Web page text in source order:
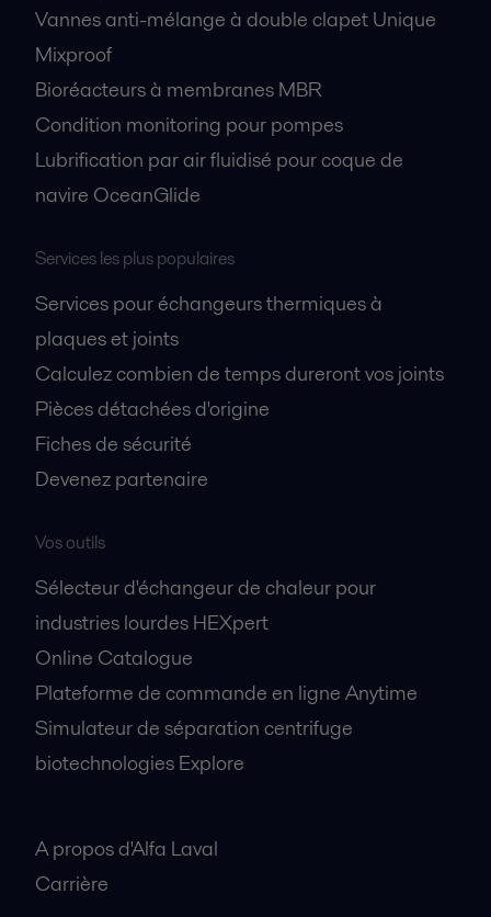
Vannes anti-mélange à double clapet Unique
Mixproof
Bioréacteurs à membranes MBR
Condition monitoring pour pompes
Lubrification par air fluidisé pour coque de
navire OceanGlide
Services les plus populaires
Services pour échangeurs thermiques à
plaques et joints
Calculez combien de temps dureront vos joints
Pièces détachées d'origine
Fiches de sécurité
Devenez partenaire
Vos outils
Sélecteur d'échangeur de chaleur pour
industries lourdes HEXpert
Online Catalogue
Plateforme de commande en ligne Anytime
Simulateur de séparation centrifuge
biotechnologies Explore
A propos d'Alfa Laval
Carrière